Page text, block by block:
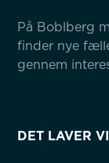
På Boblberg
finder nye
gennem
DET LAVER